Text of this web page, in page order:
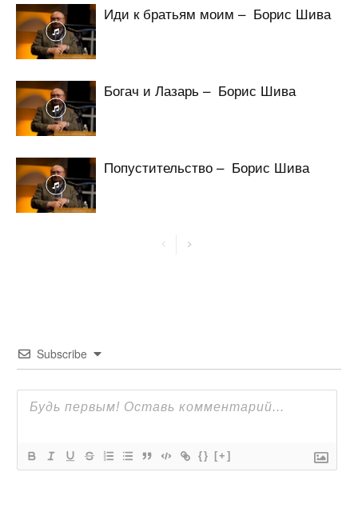
Иди к братьям моим – Борис Шива
Богач и Лазарь – Борис Шива
Попустительство – Борис Шива
Subscribe
{} [+]